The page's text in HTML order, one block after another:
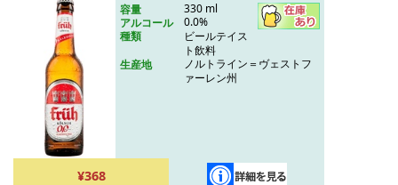
容量
330 ml
アルコール
0.0%
種類
ビールテイス
ト飲料
生産地
ノルトライン＝ヴェストフ
ァーレン州
¥368